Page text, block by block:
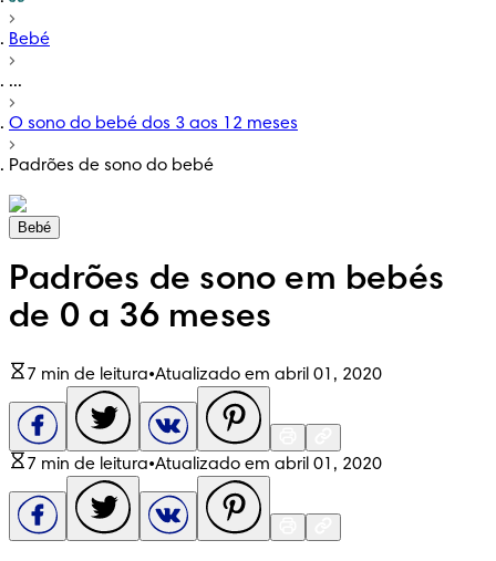
Bebé
...
O sono do bebé dos 3 aos 12 meses
Padrões de sono do bebé
Bebé
Padrões de sono em bebés
de 0 a 36 meses
7 min de leitura•Atualizado em abril 01, 2020
7 min de leitura•Atualizado em abril 01, 2020